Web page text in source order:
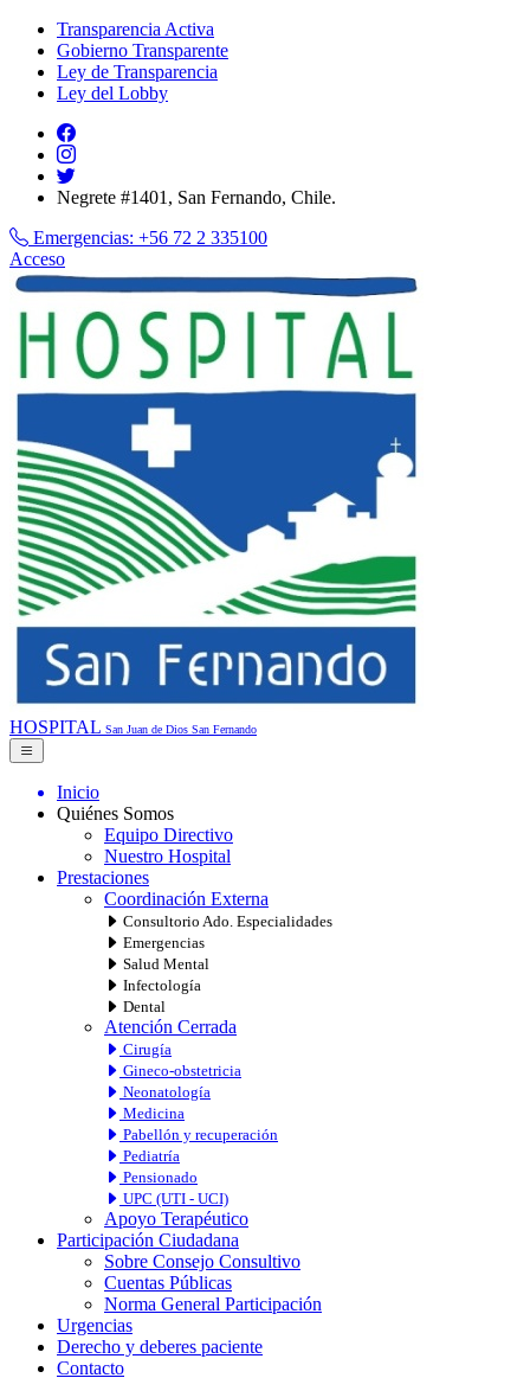
Transparencia Activa
Gobierno Transparente
Ley de Transparencia
Ley del Lobby
Negrete #1401, San Fernando, Chile.
Emergencias: +56 72 2 335100
Acceso
HOSPITAL San Juan de Dios San Fernando
Inicio
Quiénes Somos
Equipo Directivo
Nuestro Hospital
Prestaciones
Coordinación Externa
Consultorio Ado. Especialidades
Emergencias
Salud Mental
Infectología
Dental
Atención Cerrada
Cirugía
Gineco-obstetricia
Neonatología
Medicina
Pabellón y recuperación
Pediatría
Pensionado
UPC (UTI - UCI)
Apoyo Terapéutico
Participación Ciudadana
Sobre Consejo Consultivo
Cuentas Públicas
Norma General Participación
Urgencias
Derecho y deberes paciente
Contacto